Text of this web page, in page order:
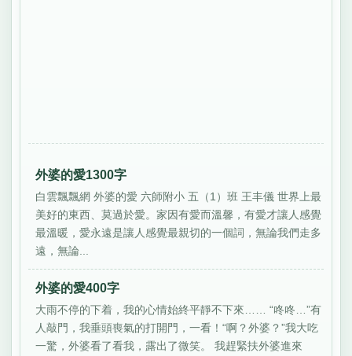
外婆的愛1300字
白雲飄飄網 外婆的愛 六師附小 五（1）班 王丰儀 世界上最
美好的東西、莫過於愛。家因有愛而溫馨，有愛才讓人感覺
最溫暖，愛永遠是讓人感覺最親切的一個詞，無論我們走多
遠，無論...
外婆的愛400字
大雨不停的下着，我的心情始終平靜不下來…… “咚咚…”有
人敲門，我垂頭喪氣的打開門，一看！“啊？外婆？”我大吃
一驚，外婆看了看我，露出了微笑。 我趕緊扶外婆進來